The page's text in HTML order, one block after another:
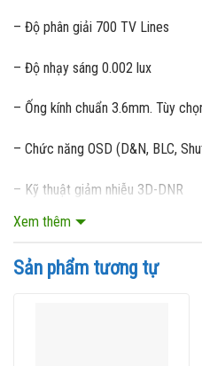
– Độ phân giải 700 TV Lines
– Độ nhạy sáng 0.002 lux
– Ống kính chuẩn 3.6mm. Tùy
– Chức năng OSD (D&N, BLC,
– Kỹ thuật giảm nhiễu 3D-DNR
– Chức năng chống ngược sáng
– Vỏ che nhựa ABS, mặt kính nhựa
Xem thêm
Sản phẩm tương tự